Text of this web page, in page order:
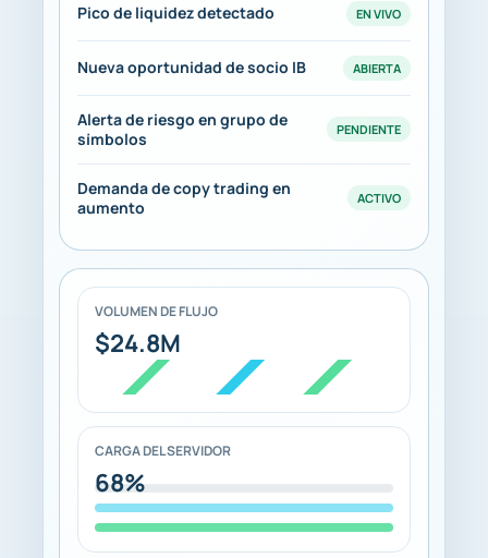
Pico de liquidez detectado EN VIVO
Nueva oportunidad de socio IB ABIERTA
Alerta de riesgo en grupo de
símbolos
PENDIENTE
Demanda de copy trading en
aumento
ACTIVO
VOLUMEN DE FLUJO
$24.8M
CARGA DEL SERVIDOR
68%